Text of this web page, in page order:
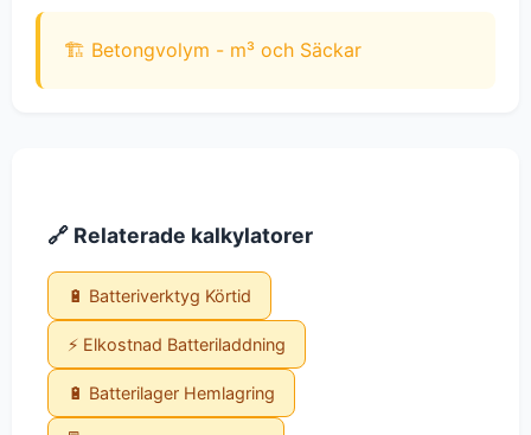
🏗️ Betongvolym - m³ och Säckar
🔗 Relaterade kalkylatorer
🔋 Batteriverktyg Körtid
⚡ Elkostnad Batteriladdning
🔋 Batterilager Hemlagring